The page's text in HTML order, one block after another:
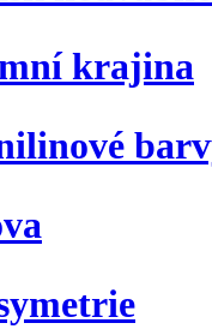
krajina